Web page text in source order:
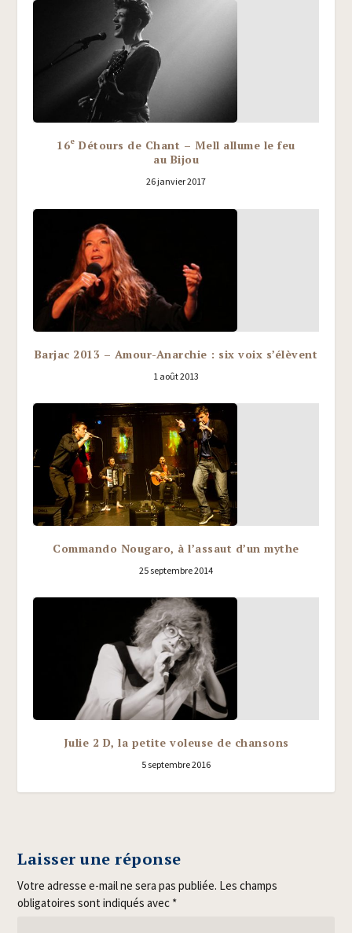
16e Détours de Chant – Mell allume le feu
au Bijou
26 janvier 2017
Barjac 2013 – Amour-Anarchie : six voix s’élèvent
1 août 2013
Commando Nougaro, à l’assaut d’un mythe
25 septembre 2014
Julie 2 D, la petite voleuse de chansons
5 septembre 2016
Laisser une réponse
Votre adresse e-mail ne sera pas publiée. Les champs
obligatoires sont indiqués avec *